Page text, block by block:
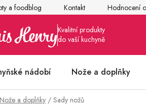
a foodblog Kontakt Hodnocení
nádobí Nože a doplňky
z kuchyně
Nože a doplňky / Sady nožů